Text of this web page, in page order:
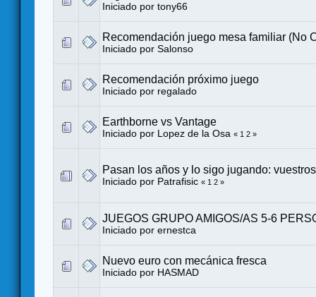
Iniciado por tony66
Recomendación juego mesa familiar (No
Iniciado por Salonso
Recomendación próximo juego
Iniciado por regalado
Earthborne vs Vantage
Iniciado por Lopez de la Osa « 1 2 »
Pasan los años y lo sigo jugando:
Iniciado por Patrafisic « 1 2 »
JUEGOS GRUPO AMIGOS/AS 5-6
Iniciado por ernestca
Nuevo euro con mecánica fresca
Iniciado por HASMAD